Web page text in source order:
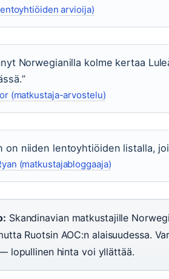
arvioija)
Norwegianilla kolme kertaa
(matkustaja-arvostelu)
on niiden lentoyhtiöiden listalla,
(matkustajabloggaaja)
Skandinavian matkustajille
Ruotsin AOC:n alaisuudessa.
lopullinen hinta voi yllättää.